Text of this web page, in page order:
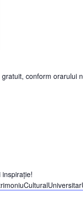
conform orarului